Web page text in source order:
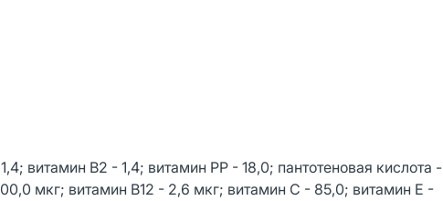
витамин В2 - 1,4; витамин РР - 18,0; пантотеновая кислота -
мкг; витамин В12 - 2,6 мкг; витамин С - 85,0; витамин Е -